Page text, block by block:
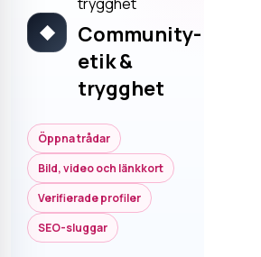
◆
Community-
etik &
trygghet
Öppna trådar
Bild, video och länkkort
Verifierade profiler
SEO-sluggar